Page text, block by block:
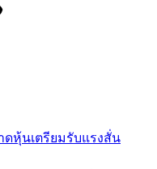
ดหุ้นเตรียมรับแรงสั่น